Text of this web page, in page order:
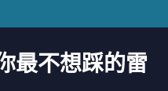
最不想踩的雷